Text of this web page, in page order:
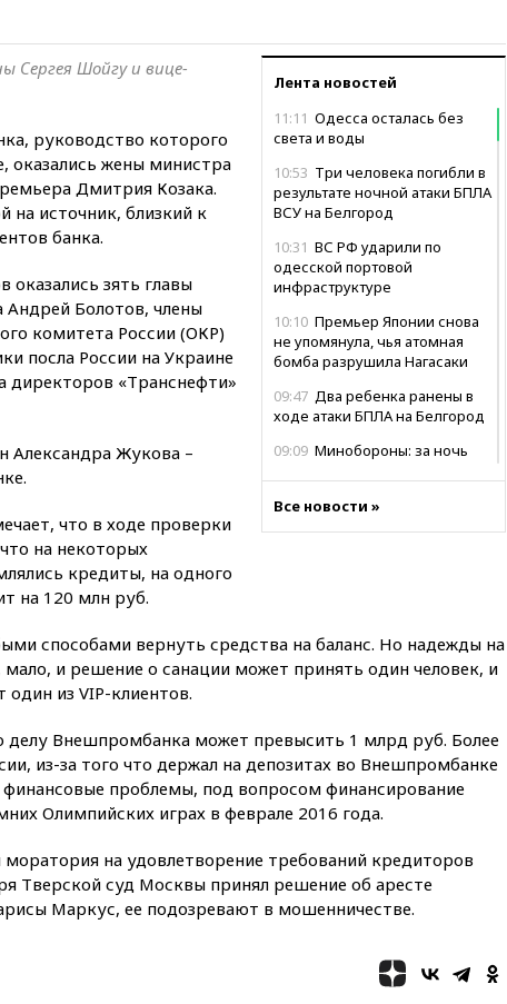
Лента новостей
11:11 Одесса осталась без
света и воды
10:53 Три человека погибли в
результате ночной атаки БПЛА
ВСУ на Белгород
10:31 ВС РФ ударили по
одесской портовой
инфраструктуре
10:10 Премьер Японии снова
не упомянула, чья атомная
бомба разрушила Нагасаки
09:47 Два ребенка ранены в
ходе атаки БПЛА на Белгород
09:09 Минобороны: за ночь
08:50 Состояние здоровья
У берегов Италии
обнаружили затонувшее
судно древнеримских времен
свыше $1 млрд
02:22 Собянин сообщил о
высоких темпах строительства
недвижимости в Москве
01:20 Россиянин в среднем
съедает несколько арбузов за
сезон
во время сплава
Все новости »
Сергея Шойгу и вице-
руководство которого
оказались жены министра
Дмитрия Козака.
на источник, близкий к
банка.
оказались зять главы
Андрей Болотов, члены
комитета России (ОКР)
посла России на Украине
директоров «Транснефти»
Александра Жукова –
что в ходе проверки
на некоторых
кредиты, на одного
на 120 млн руб.
способами вернуть средства на баланс. Но надежды на
и решение о санации может принять один человек, и
из VIP-клиентов.
делу Внешпромбанка может превысить 1 млрд руб. Более
из-за того что держал на депозитах во Внешпромбанке
проблемы, под вопросом финансирование
Олимпийских играх в феврале 2016 года.
на удовлетворение требований кредиторов
Тверской суд Москвы принял решение об аресте
Маркус, ее подозревают в мошенничестве.